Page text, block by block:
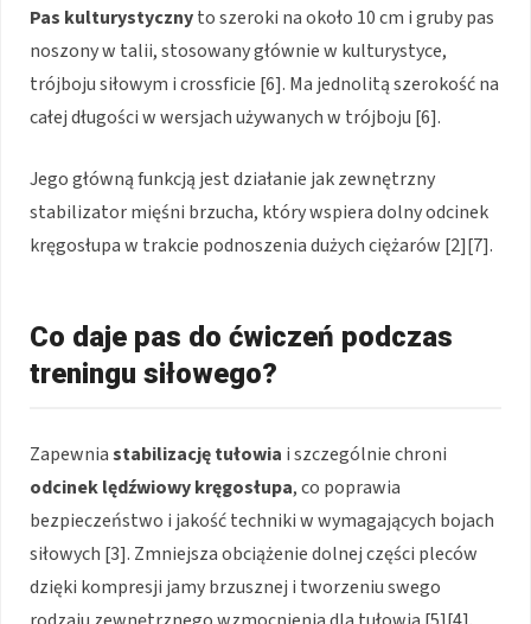
Pas kulturystycznyto szeroki na około 10 cm i gruby pas
noszony w talii, stosowany głównie w kulturystyce,
trójboju siłowym i crossficie [6]. Ma jednolitą szerokość na
całej długości w wersjach używanych w trójboju [6].
Jego główną funkcją jest działanie jak zewnętrzny
stabilizator mięśni brzucha, który wspiera dolny odcinek
kręgosłupa w trakcie podnoszenia dużych ciężarów [2][7].
Co daje pas do ćwiczeń podczas
treningu siłowego?
Zapewniastabilizację tułowia i szczególnie chroni
odcinek lędźwiowy kręgosłupa, co poprawia
bezpieczeństwo i jakość techniki w wymagających bojach
siłowych [3]. Zmniejsza obciążenie dolnej części pleców
dzięki kompresji jamy brzusznej i tworzeniu swego